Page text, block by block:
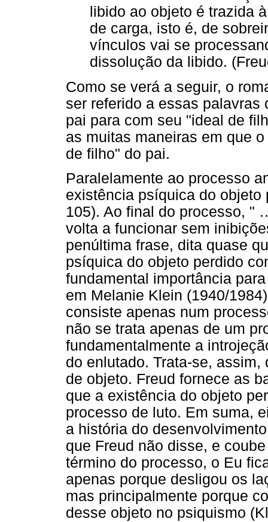
libido ao objeto é trazida
de carga, isto é, de
vínculos vai se
dissolução da libido.
Como se verá a seguir, o
ser referido a essas
pai para com seu "ideal de
as muitas maneiras em que
de filho" do pai.
Paralelamente ao processo
existência psíquica do objeto
105). Ao final do processo, "
volta a funcionar sem
penúltima frase, dita quase
psíquica do objeto perdido
fundamental importância
em Melanie Klein (1940/
consiste apenas num
não se trata apenas de um
fundamentalmente a
do enlutado. Trata-se,
de objeto. Freud fornece as
que a existência do objeto
processo de luto. Em suma,
a história do
que Freud não disse, e
término do processo, o Eu
apenas porque desligou os
mas principalmente porque
desse objeto no psiquismo